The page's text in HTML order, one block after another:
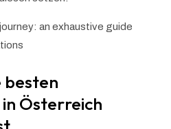
besten
Österreich